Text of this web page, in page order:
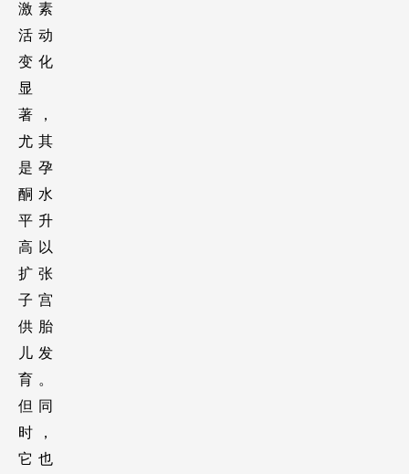
激素
活动
变化
显
著，
尤其
是孕
酮水
平升
高以
扩张
子宫
供胎
儿发
育。
但同
时，
它也